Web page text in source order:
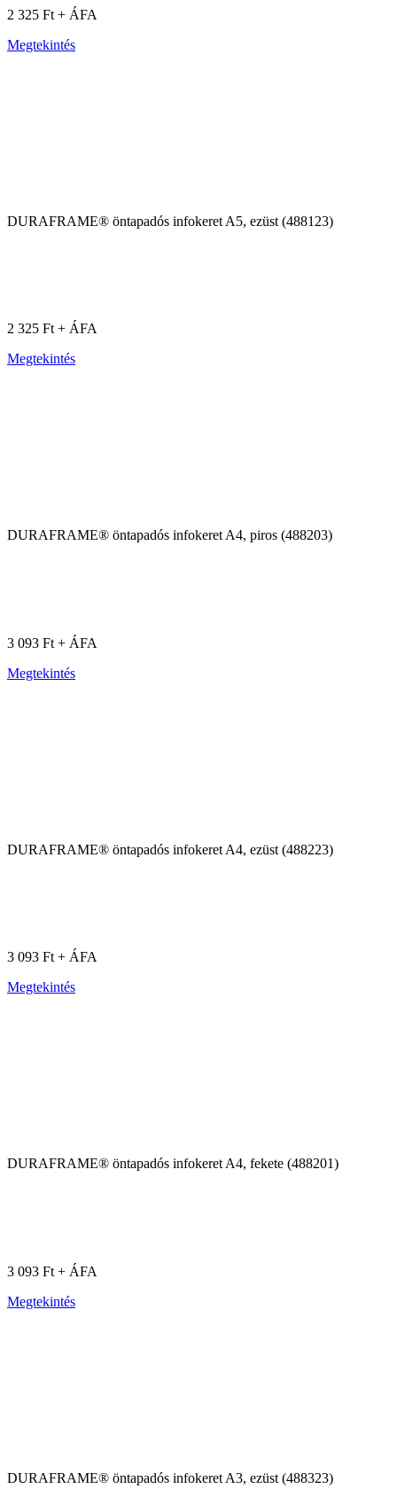
2 325 Ft + ÁFA
Megtekintés
DURAFRAME® öntapadós infokeret A5, ezüst (488123)
2 325 Ft + ÁFA
Megtekintés
DURAFRAME® öntapadós infokeret A4, piros (488203)
3 093 Ft + ÁFA
Megtekintés
DURAFRAME® öntapadós infokeret A4, ezüst (488223)
3 093 Ft + ÁFA
Megtekintés
DURAFRAME® öntapadós infokeret A4, fekete (488201)
3 093 Ft + ÁFA
Megtekintés
DURAFRAME® öntapadós infokeret A3, ezüst (488323)